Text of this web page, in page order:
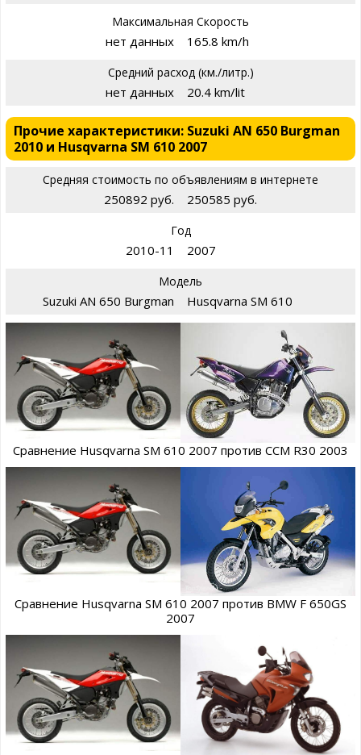
Максимальная Скорость
нет данных 165.8 km/h
Средний расход (км./литр.)
нет данных 20.4 km/lit
Прочие характеристики: Suzuki AN 650 Burgman
2010 и Husqvarna SM 610 2007
Средняя стоимость по объявлениям в интернете
250892 руб. 250585 руб.
Год
2010-11 2007
Модель
Suzuki AN 650 Burgman Husqvarna SM 610
Сравнение Husqvarna SM 610 2007 против CCM R30 2003
Сравнение Husqvarna SM 610 2007 против BMW F 650GS
2007